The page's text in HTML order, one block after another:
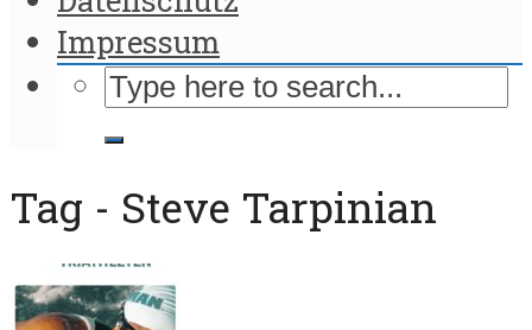
Impressum
Tag - Steve Tarpinian